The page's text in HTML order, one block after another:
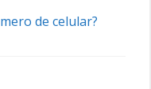
de celular?